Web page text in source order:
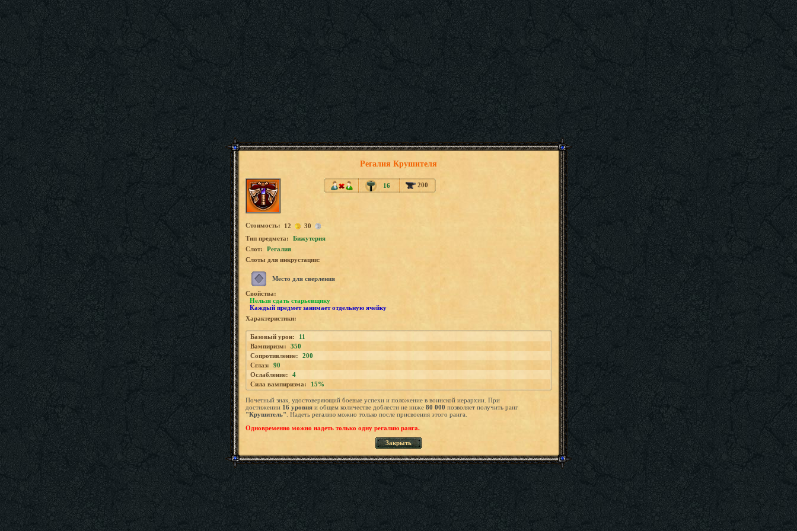
Регалия Крушителя
16 200
Стоимость: 12
30
Tип предмета:
Бижутерия
Слот:
Регалия
Слоты для инкрустации:
Место для сверления
Свойства:
Нельзя сдать старьевщику
Каждый предмет занимает отдельную ячейку
Характеристики:
Базовый урон:
11
Вампиризм:
350
Сопротивление:
200
Сглаз:
90
Ослабление:
4
Сила вампиризма:
15%
Почетный знак, удостоверяющий боевые успехи и положение в воинской иерархии. При
достижении 16 уровняи общем количестве доблести не ниже 80 000 позволяет получить ранг
"Крушитель" . Надеть регалию можно только после присвоения этого ранга.
Одновременно можно надеть только одну регалию ранга.
Закрыть